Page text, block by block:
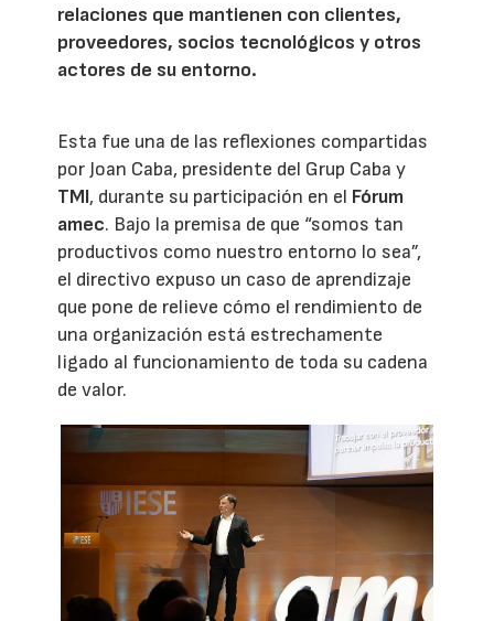
relaciones que mantienen con clientes,
proveedores, socios tecnológicos y otros
actores de su entorno.
Esta fue una de las reflexiones compartidas
por Joan Caba, presidente del Grup Caba y
TMI, durante su participación en el Fórum
amec. Bajo la premisa de que “somos tan
productivos como nuestro entorno lo sea”,
el directivo expuso un caso de aprendizaje
que pone de relieve cómo el rendimiento de
una organización está estrechamente
ligado al funcionamiento de toda su cadena
de valor.